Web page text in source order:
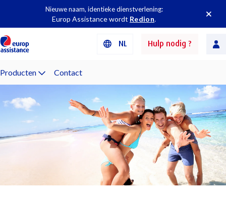
Nieuwe naam, identieke dienstverlening:
Europ Assistance wordt Redion.
NL Hulp nodig ?
Producten Contact